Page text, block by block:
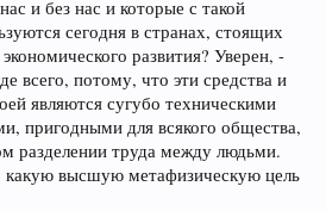
и без нас и которые с такой
сегодня в странах, стоящих
развития? Уверен, -
потому, что эти средства и
являются сугубо техническими
пригодными для всякого общества,
разделении труда между людьми.
какую высшую метафизическую цель